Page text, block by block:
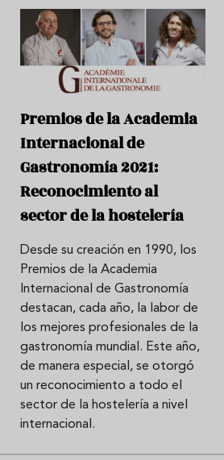
Premios de la Academia
Internacional de
Gastronomía 2021:
Reconocimiento al
sector de la hostelería
Desde su creación en 1990, los
Premios de la Academia
Internacional de Gastronomía
destacan, cada año, la labor de
los mejores profesionales de la
gastronomía mundial. Este año,
de manera especial, se otorgó
un reconocimiento a todo el
sector de la hostelería a nivel
internacional.